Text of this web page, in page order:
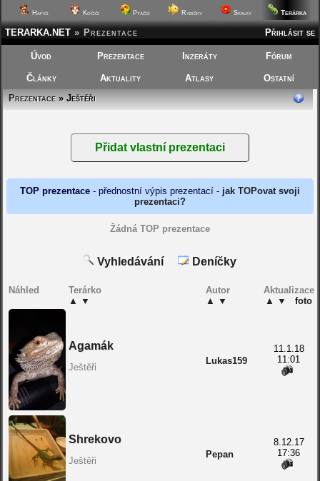
Hafíci Kočičí Ptáčci Rybičky Skalky Terárka
Přihlásit se
TERARKA.NET » Prezentace
Úvod Prezentace Inzeráty Fórum
Články Aktuality Atlasy
Ostatní
Prezentace» Ještěři
TOP prezentace- přednostní výpis prezentací - jak TOPovat svoji
prezentaci?
Žádná TOP prezentace
Vyhledávání Deníčky
Náhled
Terárko
▲ ▼
Autor
▲ ▼
Aktualizace
▲ ▼ foto
Agamák
Ještěři
Lukas159
11.1.18
11:01
Shrekovo
Ještěři
Pepan
8.12.17
17:36